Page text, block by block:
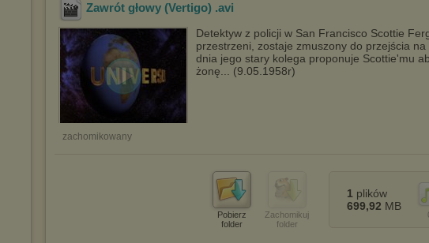
Zawrót głowy (Vertigo) .avi
Detektyw z policji w San Francisco Scottie
przestrzeni, zostaje zmuszony do przejścia
dnia jego stary kolega proponuje Scottie'mu
żonę... (9.05.1958r)
zachomikowany
Pobierz
folder
Zachomikuj
folder
1 plików
699,92 MB